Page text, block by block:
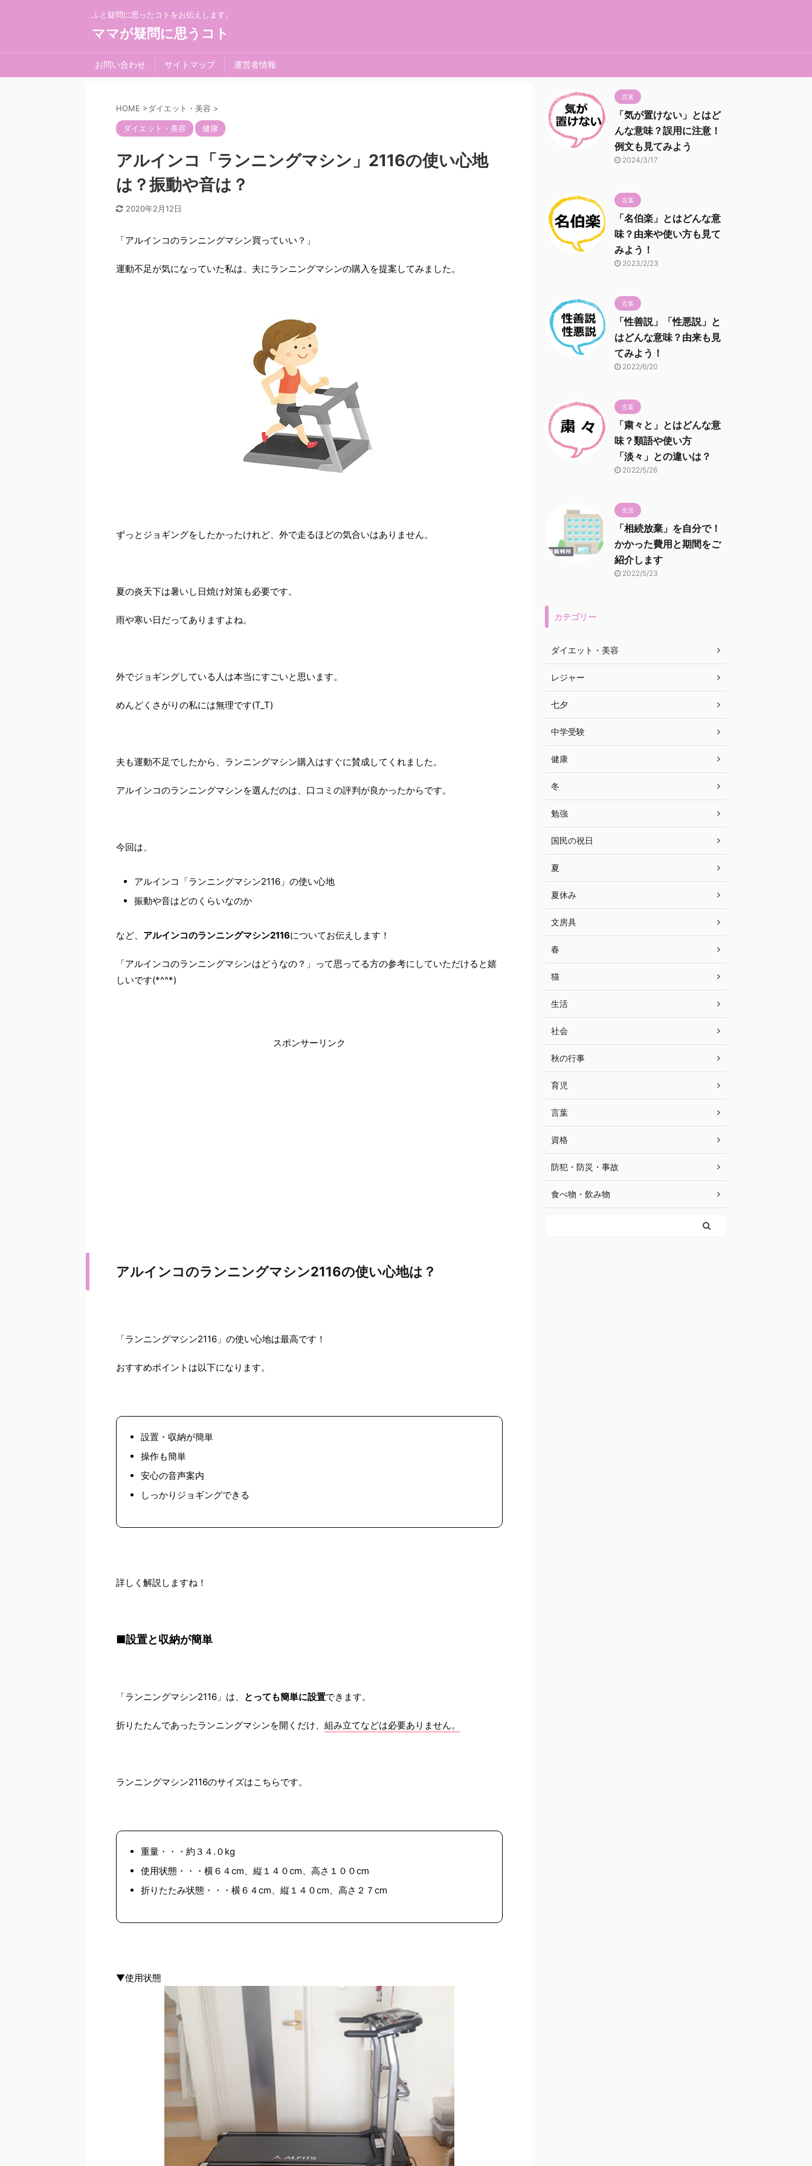
ふと疑問に思ったコトをお伝えします。
ママが疑問に思うコト
お問い合わせ サイトマップ 運営者情報
HOME >ダイエット・美容 >
ダイエット・美容 健康
アルインコ「ランニングマシン」2116の使い心地
は？振動や音は？
2020年2月12日
「アルインコのランニングマシン買っていい？」
運動不足が気になっていた私は、夫にランニングマシンの購入を提案してみました。
ずっとジョギングをしたかったけれど、外で走るほどの気合いはありません。
夏の炎天下は暑いし日焼け対策も必要です。
雨や寒い日だってありますよね。
外でジョギングしている人は本当にすごいと思います。
めんどくさがりの私には無理です(T_T)
夫も運動不足でしたから、ランニングマシン購入はすぐに賛成してくれました。
アルインコのランニングマシンを選んだのは、口コミの評判が良かったからです。
今回は、
アルインコ「ランニングマシン2116」の使い心地
振動や音はどのくらいなのか
など、 アルインコのランニングマシン2116についてお伝えします！
「アルインコのランニングマシンはどうなの？」って思ってる方の参考にしていただけると嬉
しいです(*^^*)
スポンサーリンク
アルインコのランニングマシン2116の使い心地は？
「ランニングマシン2116」の使い心地は最高です！
おすすめポイントは以下になります。
設置・収納が簡単
操作も簡単
安心の音声案内
しっかりジョギングできる
詳しく解説しますね！
■設置と収納が簡単
「ランニングマシン2116」は、 とっても簡単に設置できます。
折りたたんであったランニングマシンを開くだけ、 組み立てなどは必要ありません。
ランニングマシン2116のサイズはこちらです。
重量・・・約３４.０kg
使用状態・・・横６４cm、縦１４０cm、高さ１００cm
折りたたみ状態・・・横６４cm、縦１４０cm、高さ２７cm
▼使用状態
言葉
「気が置けない」とはど
んな意味？誤用に注意！
例文も見てみよう
2024/3/17
言葉
「名伯楽」とはどんな意
味？由来や使い方も見て
みよう！
2023/2/23
言葉
「性善説」「性悪説」と
はどんな意味？由来も見
てみよう！
2022/6/20
言葉
「粛々と」とはどんな意
味？類語や使い方
「淡々」との違いは？
2022/5/26
生活
「相続放棄」を自分で！
かかった費用と期間をご
紹介します
2022/5/23
カテゴリー
ダイエット・美容
レジャー
七夕
中学受験
健康
冬
勉強
国民の祝日
夏
夏休み
文房具
春
猫
生活
社会
秋の行事
育児
言葉
資格
防犯・防災・事故
食べ物・飲み物